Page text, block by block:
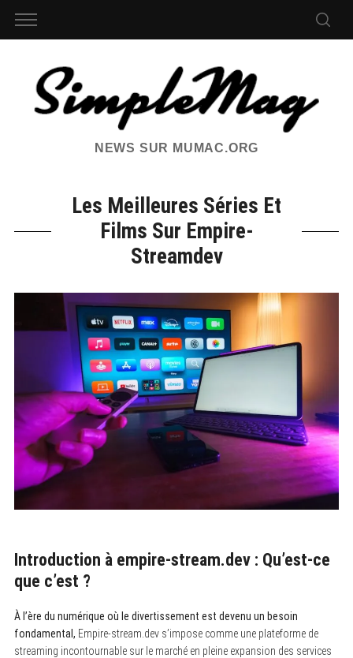
NEWS SUR MUMAC.ORG
Les Meilleures Séries Et
Films Sur Empire-
Streamdev
Introduction à empire-stream.dev : Qu’est-ce
que c’est ?
À l’ère du numérique où le divertissement est devenu un besoin
fondamental, Empire-stream.dev s’impose comme une plateforme de
streaming incontournable sur le marché en pleine expansion des services